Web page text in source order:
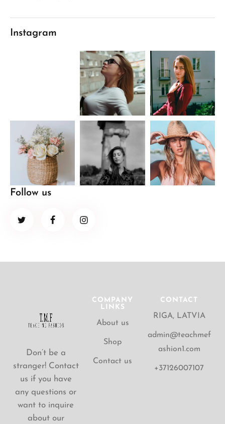
Instagram
Follow us
Don’t be a
stranger! Contact
us if you have
any questions or
want to inquire
about our
COMPANY
LINKS
About us
Shop
Contact us
CONTACT
RIGA, LATVIA
admin@teachmef
ashion1.com
+37126007107